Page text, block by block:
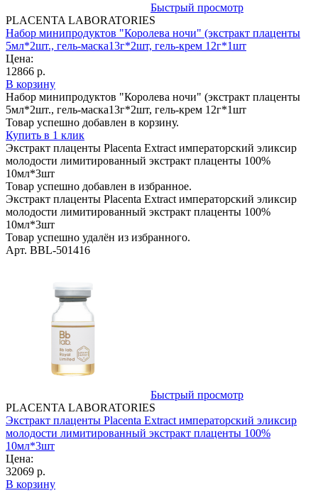
Быстрый просмотр
PLACENTA LABORATORIES
Набор минипродуктов "Королева ночи" (экстракт плаценты
5мл*2шт., гель-маска13г*2шт, гель-крем 12г*1шт
Цена:
12866 р.
В корзину
Набор минипродуктов "Королева ночи" (экстракт плаценты
5мл*2шт., гель-маска13г*2шт, гель-крем 12г*1шт
Товар успешно добавлен в корзину.
Купить в 1 клик
Экстракт плаценты Placenta Extract императорский эликсир
молодости лимитированный экстракт плаценты 100%
10мл*3шт
Товар успешно добавлен в избранное.
Экстракт плаценты Placenta Extract императорский эликсир
молодости лимитированный экстракт плаценты 100%
10мл*3шт
Товар успешно удалён из избранного.
Арт. BBL-501416
Быстрый просмотр
PLACENTA LABORATORIES
Экстракт плаценты Placenta Extract императорский эликсир
молодости лимитированный экстракт плаценты 100%
10мл*3шт
Цена:
32069 р.
В корзину